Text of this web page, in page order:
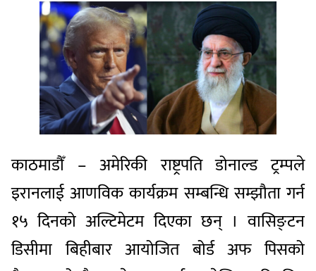
काठमाडौँ – अमेरिकी राष्ट्रपति डोनाल्ड ट्रम्पले
इरानलाई आणविक कार्यक्रम सम्बन्धि सम्झौता गर्न
१५ दिनको अल्टिमेटम दिएका छन् । वासिङ्टन
डिसीमा बिहीबार आयोजित बोर्ड अफ पिसको